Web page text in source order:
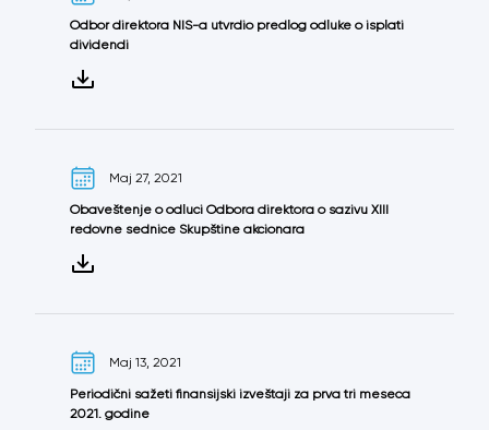
Odbor direktora NIS-а utvrdio predlog odluke o isplati
dividendi
Maj 27, 2021
Obaveštenje o odluci Odbora direktora o sazivu XIII
redovne sednice Skupštine akcionara
Maj 13, 2021
Periodični sažeti finansijski izveštaji za prva tri meseca
2021. godine